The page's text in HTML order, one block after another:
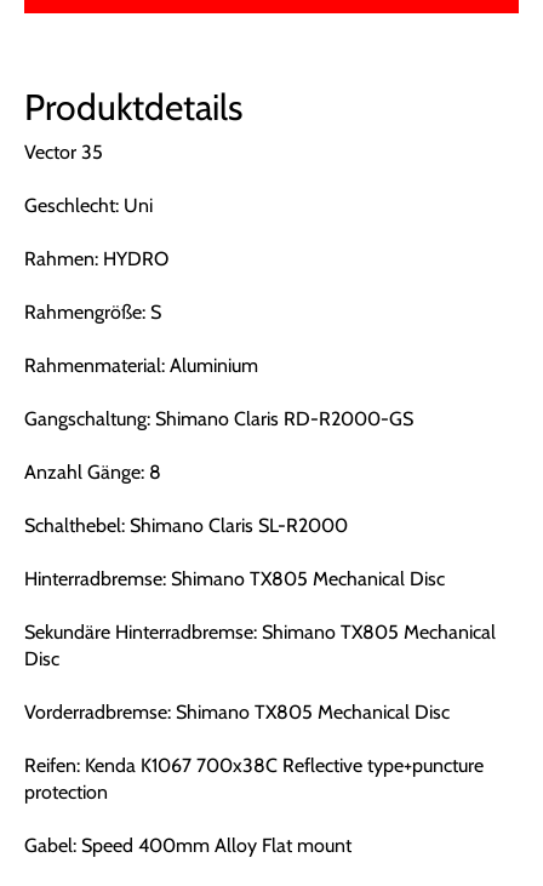
Produktdetails
Vector 35
Geschlecht: Uni
Rahmen: HYDRO
Rahmengröße: S
Rahmenmaterial: Aluminium
Gangschaltung: Shimano Claris RD-R2000-GS
Anzahl Gänge: 8
Schalthebel: Shimano Claris SL-R2000
Hinterradbremse: Shimano TX805 Mechanical Disc
Sekundäre Hinterradbremse: Shimano TX805 Mechanical
Disc
Vorderradbremse: Shimano TX805 Mechanical Disc
Reifen: Kenda K1067 700x38C Reflective type+puncture
protection
Gabel: Speed 400mm Alloy Flat mount